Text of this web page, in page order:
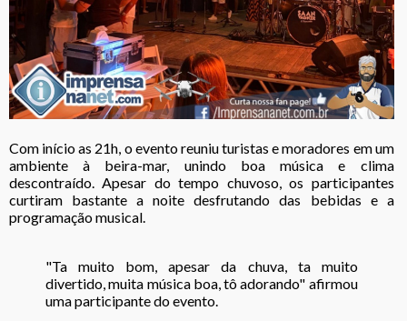
Com início as 21h, o evento reuniu turistas e moradores em um
ambiente à beira-mar, unindo boa música e clima
descontraído. Apesar do tempo chuvoso, os participantes
curtiram bastante a noite desfrutando das bebidas e a
programação musical.
"Ta muito bom, apesar da chuva, ta muito
divertido, muita música boa, tô adorando" afirmou
uma participante do evento.